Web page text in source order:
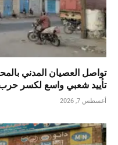
تواصل العصيان المدني
تأييد شعبي واسع لكسر
أغسطس 7, 2026